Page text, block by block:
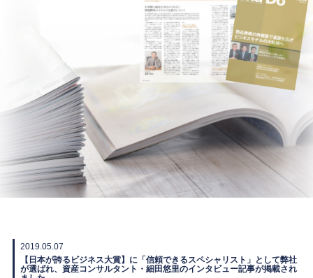
2019.05.07
【日本が誇るビジネス大賞】に「信頼できるスペシャリスト」として弊社
が選ばれ、資産コンサルタント・細田悠里のインタビュー記事が掲載され